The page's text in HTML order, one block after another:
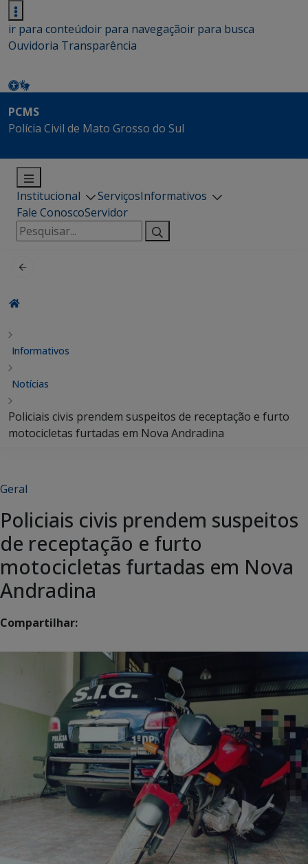
ir para conteúdoir para navegaçãoir para busca
Ouvidoria Transparência
PCMS
Polícia Civil de Mato Grosso do Sul
Institucional ServiçosInformativos
Fale ConoscoServidor
Pesquisar
por:
Informativos
Notícias
Policiais civis prendem suspeitos de receptação e furto
motocicletas furtadas em Nova Andradina
Geral
Policiais civis prendem suspeitos
de receptação e furto
motocicletas furtadas em Nova
Andradina
Compartilhar: